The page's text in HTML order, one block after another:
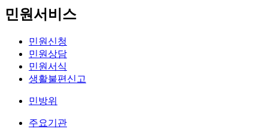
민원서비스
민원신청
민원상담
민원서식
생활불편신고
민방위
주요기관